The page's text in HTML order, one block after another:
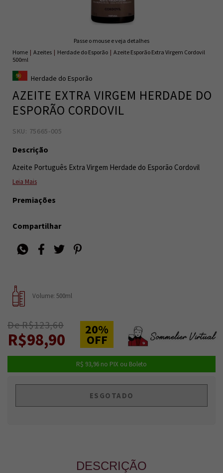
Passe o mouse e veja detalhes
Home | Azeites | Herdade do Esporão | Azeite Esporão Extra Virgem Cordovil
500ml
Herdade do Esporão
AZEITE EXTRA VIRGEM HERDADE DO
ESPORÃO CORDOVIL
SKU: 75665-005
Descrição
Azeite Português Extra Virgem Herdade do Esporão Cordovil
Leia Mais
Premiações
Compartilhar
Volume: 500ml
De R$123,60
R$98,90 20%
OFF
R$ 93,96 no PIX ou Boleto
DESCRIÇÃO